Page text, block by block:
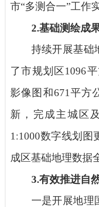
市“多测合一”工作
2.基础测绘成
持续开展基础
了市规划区1096
影像图和671平方
新，完成主城区
1:1000数字线划图
成区基础地理数据
3.有效推进自
一是开展地理